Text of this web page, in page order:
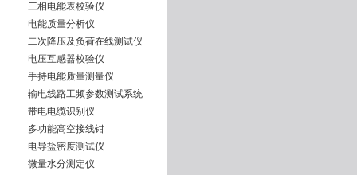
三相电能表校验仪
电能质量分析仪
二次降压及负荷在线测试仪
电压互感器校验仪
手持电能质量测量仪
输电线路工频参数测试系统
带电电缆识别仪
多功能高空接线钳
电导盐密度测试仪
微量水分测定仪